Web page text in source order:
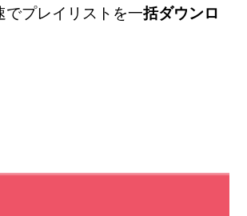
でプレイリストを一括ダウンロ